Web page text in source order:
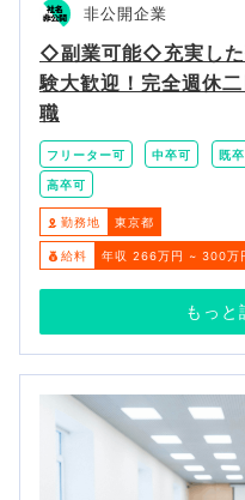
非公開企業
◇副業可能◇充実した
験大歓迎！完全週休
職
フリーター可 中卒可 既
高卒可
勤務地 東京都
給料 年収 266万円 ~ 300万
もっと